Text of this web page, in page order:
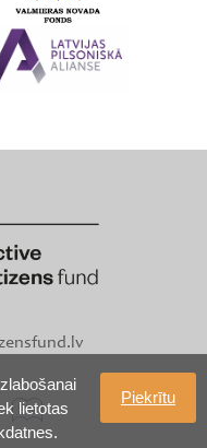
lietotas
Piekrītu